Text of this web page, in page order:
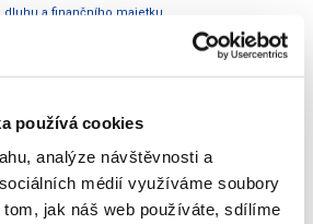
používá cookies
analýze návštěvnosti a
médií využíváme soubory
jak náš web používáte, sdílíme
dluhu a finančního majetku